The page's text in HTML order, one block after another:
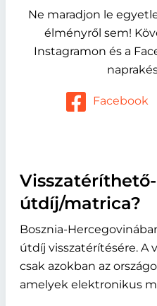
Ne maradjon le
élményről sem!
Instagramon és a
Facebook
útdíj/matrica?
Bosznia-
útdíj visszatérítésére. A
csak azokban az
amelyek elektronikus